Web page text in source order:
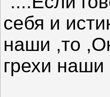
себя и
наши ,то
грехи наши